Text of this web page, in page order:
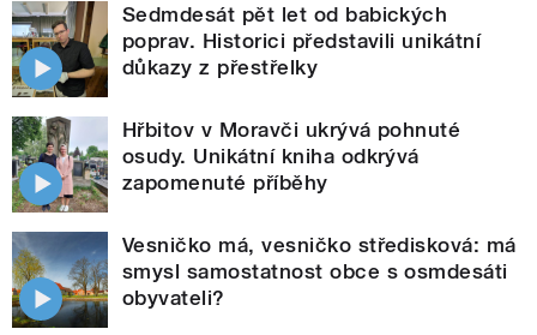
Sedmdesát pět let od babických
poprav. Historici představili unikátní
důkazy z přestřelky
Hřbitov v Moravči ukrývá pohnuté
osudy. Unikátní kniha odkrývá
zapomenuté příběhy
Vesničko má, vesničko středisková: má
smysl samostatnost obce s osmdesáti
obyvateli?